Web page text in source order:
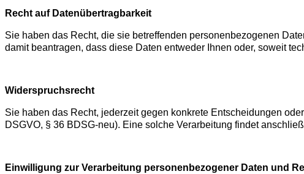
Recht auf Datenübertragbarkeit
Sie haben das Recht, die sie betreffenden personenbezogenen
damit beantragen, dass diese Daten entweder Ihnen oder, soweit
Widerspruchsrecht
Sie haben das Recht, jederzeit gegen konkrete Entscheidungen
DSGVO, § 36 BDSG-neu). Eine solche Verarbeitung findet
Einwilligung zur Verarbeitung personenbezogener Daten und